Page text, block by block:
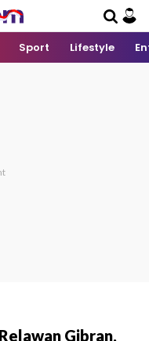
Sport Lifestyle
Gibran,